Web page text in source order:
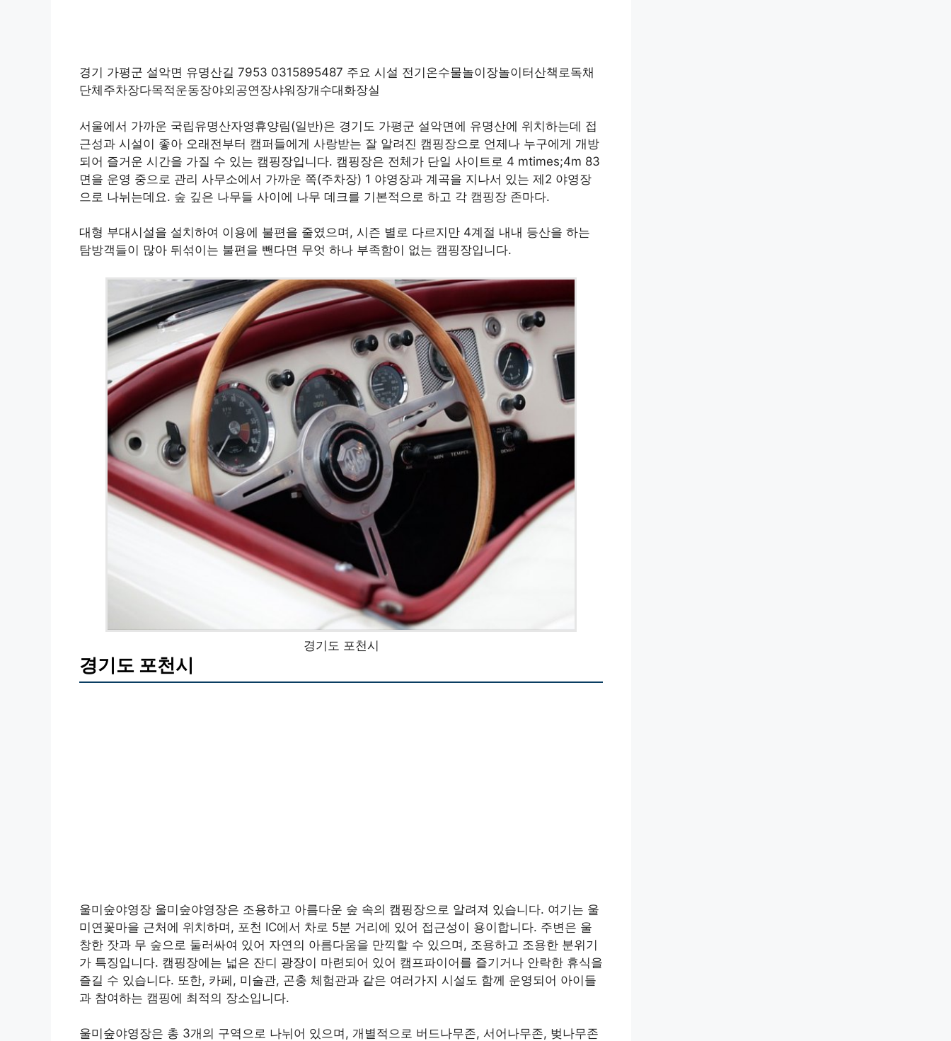
경기 가평군 설악면 유명산길 7953 0315895487 주요 시설 전기온수물놀이장놀이터산책로독채
단체주차장다목적운동장야외공연장샤워장개수대화장실
서울에서 가까운 국립유명산자영휴양림(일반)은 경기도 가평군 설악면에 유명산에 위치하는데 접
근성과 시설이 좋아 오래전부터 캠퍼들에게 사랑받는 잘 알려진 캠핑장으로 언제나 누구에게 개방
되어 즐거운 시간을 가질 수 있는 캠핑장입니다. 캠핑장은 전체가 단일 사이트로 4 mtimes;4m 83
면을 운영 중으로 관리 사무소에서 가까운 쪽(주차장) 1 야영장과 계곡을 지나서 있는 제2 야영장
으로 나뉘는데요. 숲 깊은 나무들 사이에 나무 데크를 기본적으로 하고 각 캠핑장 존마다.
대형 부대시설을 설치하여 이용에 불편을 줄였으며, 시즌 별로 다르지만 4계절 내내 등산을 하는
탐방객들이 많아 뒤섞이는 불편을 뺀다면 무엇 하나 부족함이 없는 캠핑장입니다.
경기도 포천시
경기도 포천시
울미숲야영장 울미숲야영장은 조용하고 아름다운 숲 속의 캠핑장으로 알려져 있습니다. 여기는 울
미연꽃마을 근처에 위치하며, 포천 IC에서 차로 5분 거리에 있어 접근성이 용이합니다. 주변은 울
창한 잣과 무 숲으로 둘러싸여 있어 자연의 아름다움을 만끽할 수 있으며, 조용하고 조용한 분위기
가 특징입니다. 캠핑장에는 넓은 잔디 광장이 마련되어 있어 캠프파이어를 즐기거나 안락한 휴식을
즐길 수 있습니다. 또한, 카페, 미술관, 곤충 체험관과 같은 여러가지 시설도 함께 운영되어 아이들
과 참여하는 캠핑에 최적의 장소입니다.
울미숲야영장은 총 3개의 구역으로 나뉘어 있으며, 개별적으로 버드나무존, 서어나무존, 벚나무존